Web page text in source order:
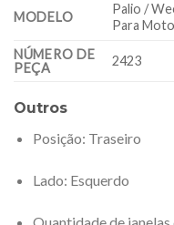
MODELO
Palio /
Para
NÚMERO DE
PEÇA
2423
Outros
Posição: Traseiro
Lado: Esquerdo